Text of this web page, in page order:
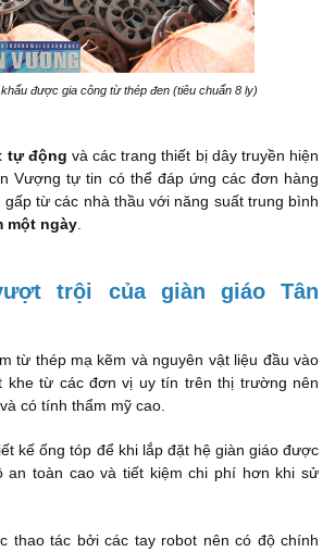
được gia công từ thép đen (tiêu chuẩn 8 ly)
tự động và các trang thiết bị dây truyền hiện
Vượng tự tin có thể đáp ứng các đơn hàng
từ các nhà thầu với năng suất trung bình
một ngày
trội của giàn giáo Tân
từ thép mạ kẽm và nguyên vật liệu đầu vào
khe từ các đơn vị uy tín trên thị trường nên
có tính thẩm mỹ cao.
kế ống tóp để khi lắp đặt hệ giàn giáo được
an toàn cao và tiết kiệm chi phí hơn khi sử
thao tác bởi các tay robot nên có độ chính